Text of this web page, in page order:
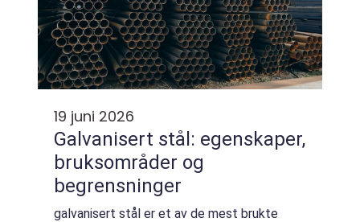
19 juni 2026
Galvanisert stål: egenskaper,
bruksområder og
begrensninger
galvanisert stål er et av de mest brukte